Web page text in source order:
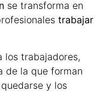
se transforma en
trabajar
los trabajadores,
de la que forman
y los